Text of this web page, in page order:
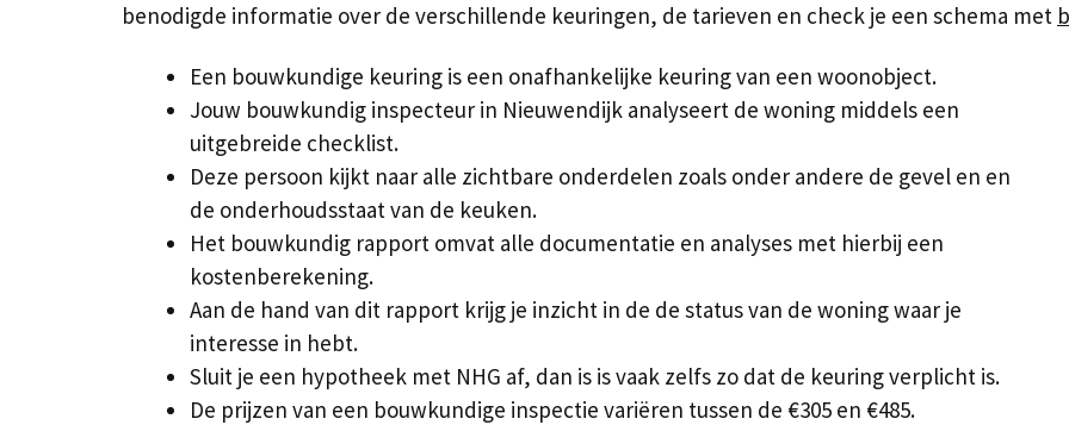
benodigde informatie over de verschillende keuringen, de tarieven en check je een schema met
Een bouwkundige keuring is een onafhankelijke keuring van een woonobject.
Jouw bouwkundig inspecteur in Nieuwendijk analyseert de woning middels een
uitgebreide checklist.
Deze persoon kijkt naar alle zichtbare onderdelen zoals onder andere de gevel en en
de onderhoudsstaat van de keuken.
Het bouwkundig rapport omvat alle documentatie en analyses met hierbij een
kostenberekening.
Aan de hand van dit rapport krijg je inzicht in de de status van de woning waar je
interesse in hebt.
Sluit je een hypotheek met NHG af, dan is is vaak zelfs zo dat de keuring verplicht is.
De prijzen van een bouwkundige inspectie variëren tussen de €305 en €485.